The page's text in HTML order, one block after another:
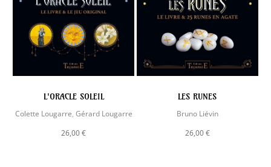
L'ORACLE SOLEIL
Colette Lougarre Gérard Lougarre
26,00 €
LES RUNES
Bruno Liévin
26,00 €